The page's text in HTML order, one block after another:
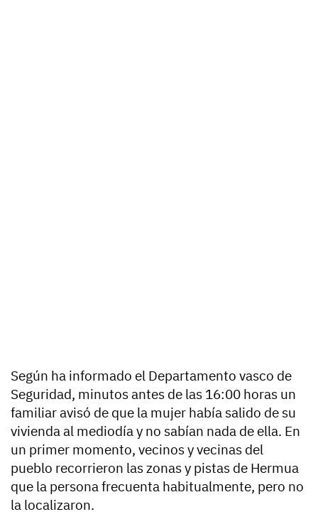
Según ha informado el Departamento vasco de
Seguridad, minutos antes de las 16:00 horas un
familiar avisó de que la mujer había salido de su
vivienda al mediodía y no sabían nada de ella. En
un primer momento, vecinos y vecinas del
pueblo recorrieron las zonas y pistas de Hermua
que la persona frecuenta habitualmente, pero no
la localizaron.